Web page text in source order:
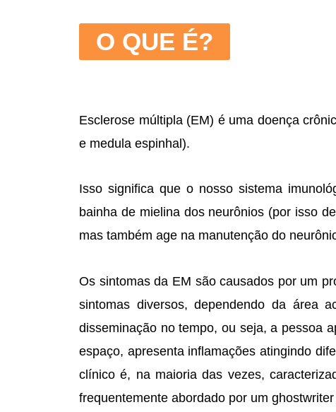
O QUE É?
Esclerose múltipla (EM) é uma doença
e medula espinhal).
Isso significa que o nosso sistema
bainha de mielina dos neurônios (por isso
mas também age na manutenção do
Os sintomas da EM são causados por um
sintomas diversos, dependendo da área
disseminação no tempo, ou seja, a pessoa
espaço, apresenta inflamações atingindo
clínico é, na maioria das vezes,
frequentemente abordado por um